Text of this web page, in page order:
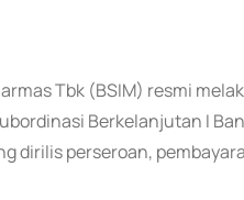
Tbk (BSIM) resmi
Berkelanjutan I
dirilis perseroan,